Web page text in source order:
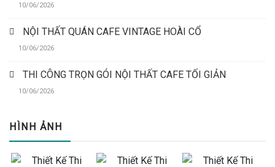
10/06/2026
NỘI THẤT QUÁN CAFE VINTAGE HOÀI CỔ
10/06/2026
THI CÔNG TRỌN GÓI NỘI THẤT CAFE TỐI GIẢN
10/06/2026
HÌNH ẢNH